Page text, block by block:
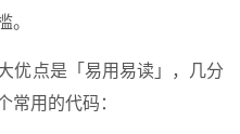
。
优点是「易用易读」，几分
常用的代码：